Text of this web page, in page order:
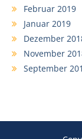
Februar 2019
Januar 2019
Dezember
November
September